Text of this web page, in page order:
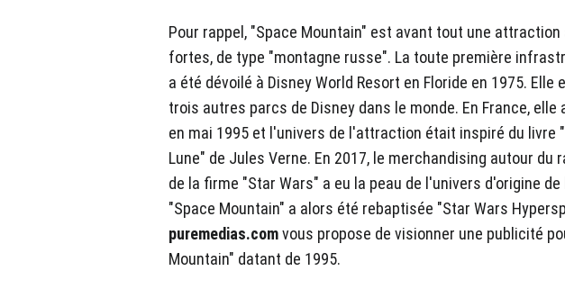
Pour rappel, "Space Mountain" est avant tout une
fortes, de type "montagne russe". La toute première
a été dévoilé à Disney World Resort en Floride en 1975. Elle
trois autres parcs de Disney dans le monde. En France,
en mai 1995 et l'univers de l'attraction était inspiré du livre
Lune" de Jules Verne. En 2017, le merchandising autour du
de la firme "Star Wars" a eu la peau de l'univers d'origine
"Space Mountain" a alors été rebaptisée "Star Wars
puremedias.comvous propose de visionner une publicité
Mountain" datant de 1995.